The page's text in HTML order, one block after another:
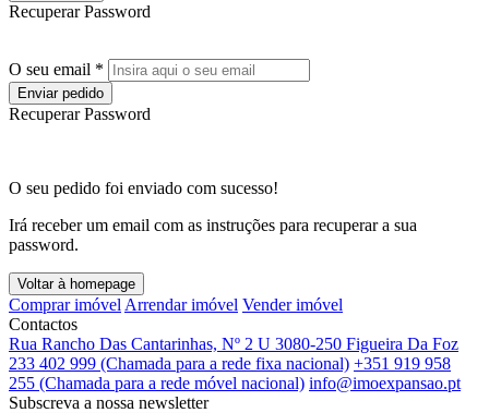
Recuperar Password
O seu email *
Enviar pedido
Recuperar Password
O seu pedido foi enviado com sucesso!
Irá receber um email com as instruções para recuperar a sua
password.
Voltar à homepage
Comprar imóvel Arrendar imóvel Vender imóvel
Contactos
Rua Rancho Das Cantarinhas, Nº 2 U 3080-250 Figueira Da Foz
233 402 999 (Chamada para a rede fixa nacional) +351 919 958
255 (Chamada para a rede móvel nacional) info@imoexpansao.pt
Subscreva a nossa newsletter